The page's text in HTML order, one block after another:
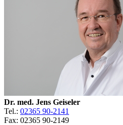
Dr. med. Jens Geiseler
Tel.: 02365 90-2141
Fax: 02365 90-2149